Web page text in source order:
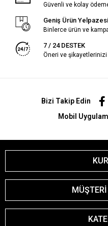
Güvenli ve kolay
Geniş Ürün Yelpazesi
Binlerce ürün ve
7 / 24 DESTEK
Öneri ve
Bizi Takip Edin
Mobil